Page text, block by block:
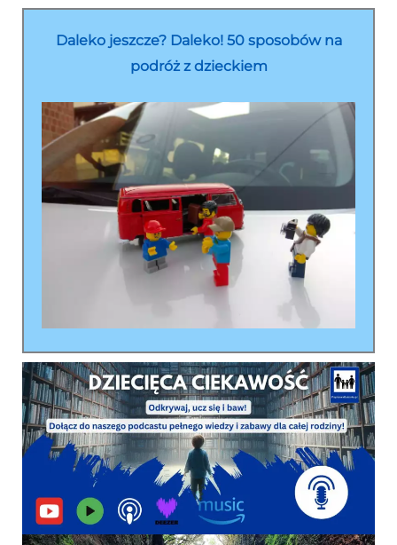
Daleko jeszcze? Daleko! 50 sposobów na
podróż z dzieckiem